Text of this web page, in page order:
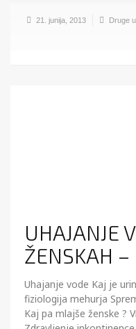
21. junija, 2013 Druge
UHAJANJE
ŽENSKAH
Uhajanje vode Kaj je
fiziologija mehurja
Kaj pa mlajše ženske ?